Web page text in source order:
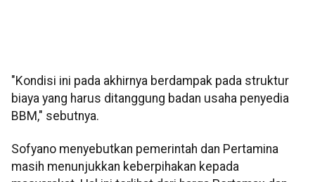
"Kondisi ini pada akhirnya berdampak pada struktur
biaya yang harus ditanggung badan usaha penyedia
BBM," sebutnya.
Sofyano menyebutkan pemerintah dan Pertamina
masih menunjukkan keberpihakan kepada